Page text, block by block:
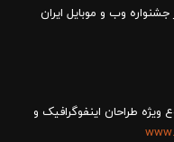
وب و موبایل ایران
ویژه طراحان اینفوگرافیک و